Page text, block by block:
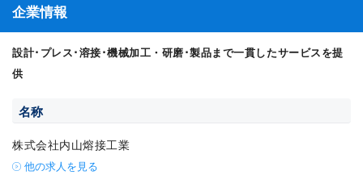
企業情報
設計･プレス･溶接･機械加工・研磨･製品まで一貫したサービスを提
供
名称
株式会社内山熔接工業
他の求人を見る